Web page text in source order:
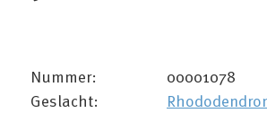
Nummer:
00001078
Geslacht: